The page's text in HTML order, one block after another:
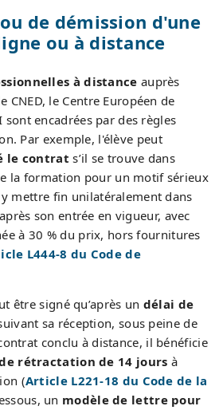
de démission d'une
ou à distance
à distance auprès
CNED, le Centre Européen de
sont encadrées par des règles
Par exemple, l'élève peut
le contrat s’il se trouve dans
la formation pour un motif sérieux
mettre fin unilatéralement dans
son entrée en vigueur, avec
à 30 % du prix, hors fournitures
L444-8 du Code de
être signé qu’après un délai de
sa réception, sous peine de
conclu à distance, il bénéficie
rétractation de 14 jours à
(Article L221-18 du Code de la
un modèle de lettre pour